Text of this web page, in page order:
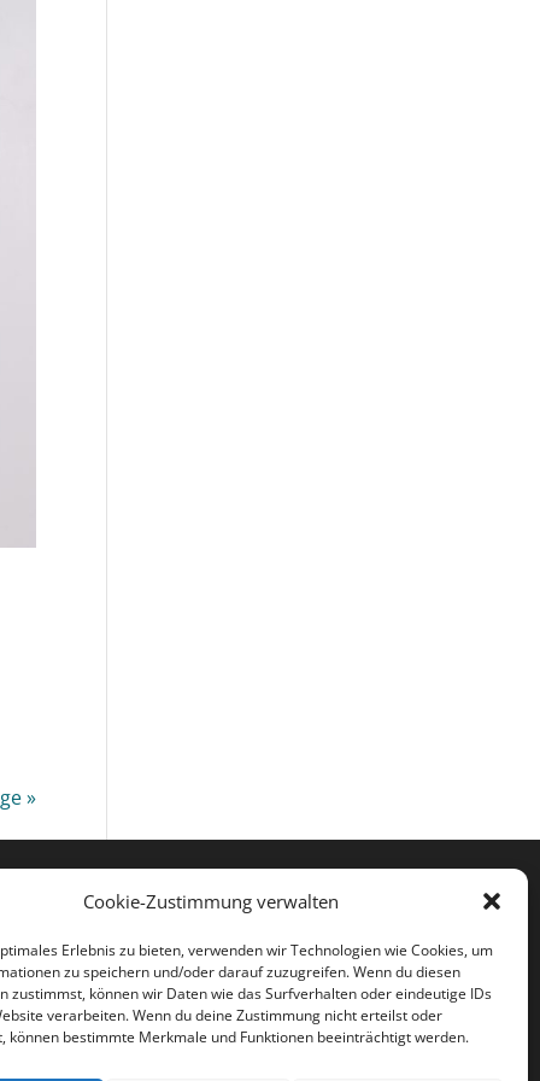
Cookie-Zustimmung verwalten
Erlebnis zu bieten, verwenden wir Technologien wie Cookies, um
zu speichern und/oder darauf zuzugreifen. Wenn du diesen
zustimmst, können wir Daten wie das Surfverhalten oder eindeutige IDs
verarbeiten. Wenn du deine Zustimmung nicht erteilst oder
können bestimmte Merkmale und Funktionen beeinträchtigt werden.
»
